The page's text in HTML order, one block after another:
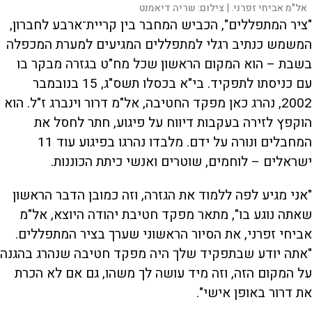
אל"מ אביחי זפרני. | צילום:שריה דיאמנט
"ציר המתפללים", הכביש המחבר בין קריית־ארבע לחברון,
המשמש כנתיב רגלי למתפללים המגיעים למערת המכפלה
בשבת – הוא המקום הראשון שכל מח"ט בגזרה מבקר בו
עם כניסתו לתפקיד. בי"א בכסלו תשס"ג, 15 בנובמבר
2002, נהרג כאן מפקד החטיבה, אל"מ דרור וינברג ז"ל. הוא
הוקפץ לזירה בעקבות דיווח על פיגוע, חתר לחסל את
המחבלים ונורה על ידם. מלבדו נהרגו בפיגוע עוד 11
ישראלים – לוחמים, שוטרים ואנשי כיתת הכוננות.
"אני מגיע לפה ללמוד את הגזרה, וזה כמובן הדבר הראשון
שאתה נוגע בו", מתאר מפקד חטיבת יהודה היוצא, אל"מ
אביחי זפרני, את הסיור הראשוני שערך בציר המתפללים.
"אתה יודע שבתפקיד שלך היה מפקד חטיבה שנהרג בהגנה
על המקום הזה, וזה מיד עושה לך משהו, גם אם לא הכרת
את דרור באופן אישי".